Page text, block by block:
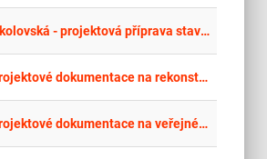
ZŠ Liberec, Sokolovská - projektová příprava stavebních úprav kuchyně
Vypracování projektové dokumentace na rekonstrukci střešního pláště a zateplení stropní konstrukce tělocvičny
Vypracování projektové dokumentace na veřejné prostranství před budovou školy Jugoslávská 126, Brno-Černá Pole